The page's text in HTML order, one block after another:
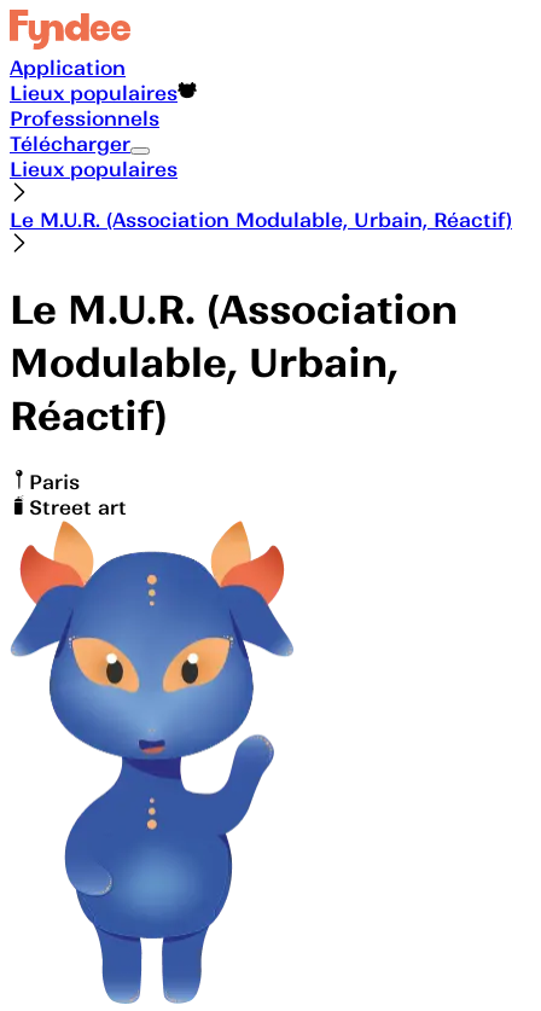
Application
Lieux populaires
Professionnels
Télécharger
Lieux populaires
Le M.U.R. (Association Modulable, Urbain, Réactif)
Le M.U.R. (Association
Modulable, Urbain,
Réactif)
Paris
Street art